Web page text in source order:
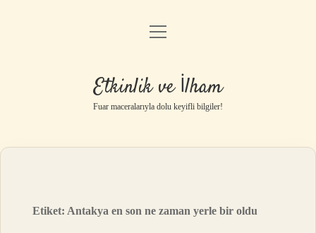
Anasayfa
Gizlilik Politikası
Yasal Uyarı
menüyü
Etkinlik ve İlham
Fuar maceralarıyla dolu keyifli bilgiler!
Etiket: Antakya en son ne zaman yerle bir oldu